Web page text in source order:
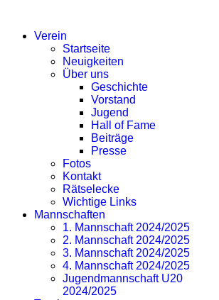
Verein
Startseite
Neuigkeiten
Über uns
Geschichte
Vorstand
Jugend
Hall of Fame
Beiträge
Presse
Fotos
Kontakt
Rätselecke
Wichtige Links
Mannschaften
1. Mannschaft 2024/2025
2. Mannschaft 2024/2025
3. Mannschaft 2024/2025
4. Mannschaft 2024/2025
Jugendmannschaft U20
2024/2025